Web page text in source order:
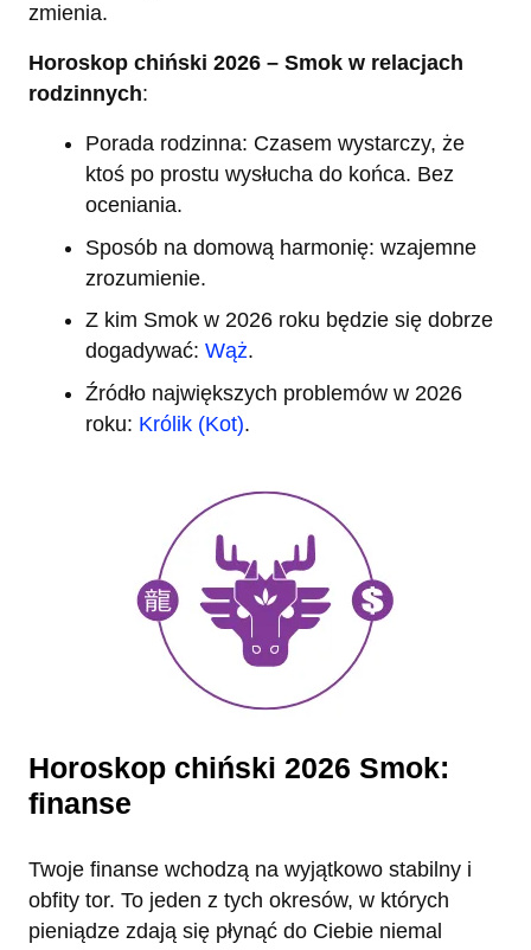
zmienia.
Horoskop chiński 2026 – Smok w relacjach
rodzinnych:
Porada rodzinna: Czasem wystarczy, że
ktoś po prostu wysłucha do końca. Bez
oceniania.
Sposób na domową harmonię: wzajemne
zrozumienie.
Z kim Smok w 2026 roku będzie się dobrze
dogadywać: Wąż.
Źródło największych problemów w 2026
roku: Królik (Kot).
Horoskop chiński 2026 Smok:
finanse
Twoje finanse wchodzą na wyjątkowo stabilny i
obfity tor. To jeden z tych okresów, w których
pieniądze zdają się płynąć do Ciebie niemal